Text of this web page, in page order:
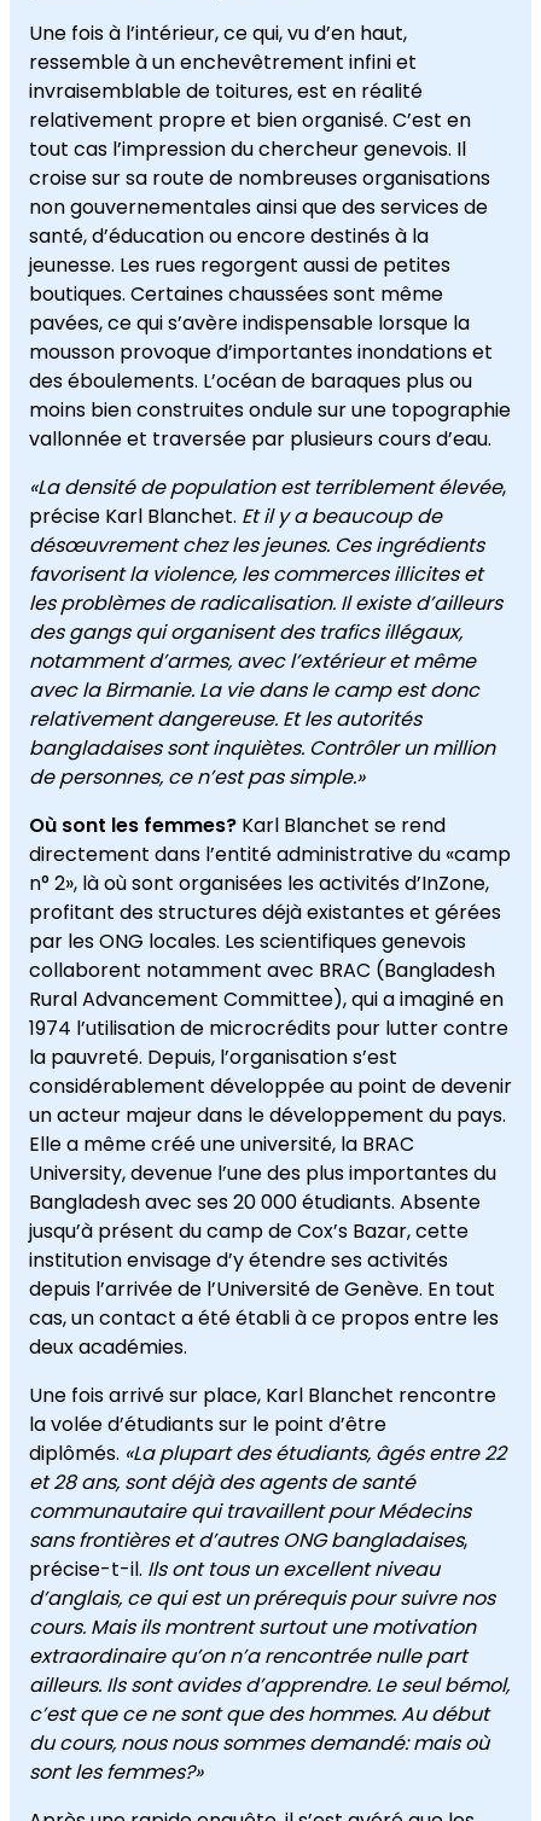
Une fois à l’intérieur, ce qui, vu d’en haut,
ressemble à un enchevêtrement infini et
invraisemblable de toitures, est en réalité
relativement propre et bien organisé. C’est en
tout cas l’impression du chercheur genevois. Il
croise sur sa route de nombreuses organisations
non gouvernementales ainsi que des services de
santé, d’éducation ou encore destinés à la
jeunesse. Les rues regorgent aussi de petites
boutiques. Certaines chaussées sont même
pavées, ce qui s’avère indispensable lorsque la
mousson provoque d’importantes inondations et
des éboulements. L’océan de baraques plus ou
moins bien construites ondule sur une topographie
vallonnée et traversée par plusieurs cours d’eau.
«La densité de population est terriblement élevée,
précise Karl Blanchet. Et il y a beaucoup de
désœuvrement chez les jeunes. Ces ingrédients
favorisent la violence, les commerces illicites et
les problèmes de radicalisation. Il existe d’ailleurs
des gangs qui organisent des trafics illégaux,
notamment d’armes, avec l’extérieur et même
avec la Birmanie. La vie dans le camp est donc
relativement dangereuse. Et les autorités
bangladaises sont inquiètes. Contrôler un million
de personnes, ce n’est pas simple.»
Où sont les femmes? Karl Blanchet se rend
directement dans l’entité administrative du «camp
n° 2», là où sont organisées les activités d’InZone,
profitant des structures déjà existantes et gérées
par les ONG locales. Les scientifiques genevois
collaborent notamment avec BRAC (Bangladesh
Rural Advancement Committee), qui a imaginé en
1974 l’utilisation de microcrédits pour lutter contre
la pauvreté. Depuis, l’organisation s’est
considérablement développée au point de devenir
un acteur majeur dans le développement du pays.
Elle a même créé une université, la BRAC
University, devenue l’une des plus importantes du
Bangladesh avec ses 20 000 étudiants. Absente
jusqu’à présent du camp de Cox’s Bazar, cette
institution envisage d’y étendre ses activités
depuis l’arrivée de l’Université de Genève. En tout
cas, un contact a été établi à ce propos entre les
deux académies.
Une fois arrivé sur place, Karl Blanchet rencontre
la volée d’étudiants sur le point d’être
diplômés. «La plupart des étudiants, âgés entre 22
et 28 ans, sont déjà des agents de santé
communautaire qui travaillent pour Médecins
sans frontières et d’autres ONG bangladaises,
précise-t-il. Ils ont tous un excellent niveau
d’anglais, ce qui est un prérequis pour suivre nos
cours. Mais ils montrent surtout une motivation
extraordinaire qu’on n’a rencontrée nulle part
ailleurs. Ils sont avides d’apprendre. Le seul bémol,
c’est que ce ne sont que des hommes. Au début
du cours, nous nous sommes demandé: mais où
sont les femmes?»